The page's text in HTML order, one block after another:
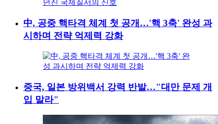
中, 공중 핵타격 체계 첫 공개…'핵 3축' 완성 과
시하며 전략 억제력 강화
중국, 일본 방위백서 강력 반발…"대만 문제 개
입 말라"